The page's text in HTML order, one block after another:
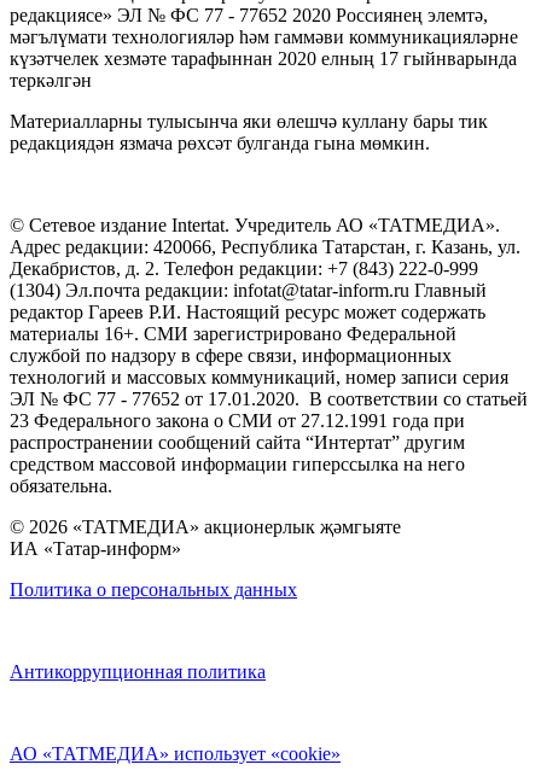
редакциясе» ЭЛ № ФС 77 - 77652 2020 Россиянең элемтә,
мәгълүмати технологияләр һәм гаммәви коммуникацияләрне
күзәтчелек хезмәте тарафыннан 2020 елның 17 гыйнварында
теркәлгән
Материалларны тулысынча яки өлешчә куллану бары тик
редакциядән язмача рөхсәт булганда гына мөмкин.
© Сетевое издание Intertat. Учредитель АО «ТАТМЕДИА».
Адрес редакции: 420066, Республика Татарстан, г. Казань, ул.
Декабристов, д. 2. Телефон редакции: +7 (843) 222-0-999
(1304) Эл.почта редакции: infotat@tatar-inform.ru Главный
редактор Гареев Р.И. Настоящий ресурс может содержать
материалы 16+. СМИ зарегистрировано Федеральной
службой по надзору в сфере связи, информационных
технологий и массовых коммуникаций, номер записи серия
ЭЛ № ФС 77 - 77652 от 17.01.2020. В соответствии со статьей
23 Федерального закона о СМИ от 27.12.1991 года при
распространении сообщений сайта “Интертат” другим
средством массовой информации гиперссылка на него
обязательна.
© 2026 «ТАТМЕДИА» акционерлык җәмгыяте
ИА «Татар-информ»
Политика о персональных данных
Антикоррупционная политика
АО «ТАТМЕДИА» использует «cookie»